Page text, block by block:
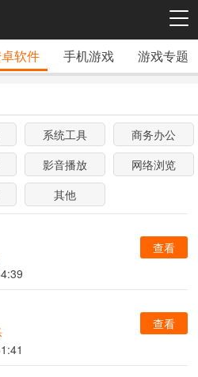
软件 手机游戏 游戏专题
系统工具
商务办公
影音播放
网络浏览
其他
查看
查看